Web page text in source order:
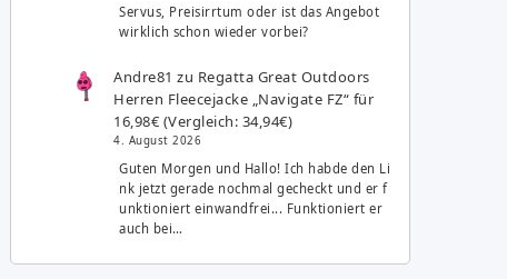
Servus, Preisirrtum oder ist das Angebot
wirklich schon wieder vorbei?
Andre81 zu Regatta Great Outdoors
Herren Fleecejacke „Navigate FZ“ für
16,98€ (Vergleich: 34,94€)
4. August 2026
Guten Morgen und Hallo! Ich habde den Li
nk jetzt gerade nochmal gecheckt und er f
unktioniert einwandfrei... Funktioniert er
auch bei…